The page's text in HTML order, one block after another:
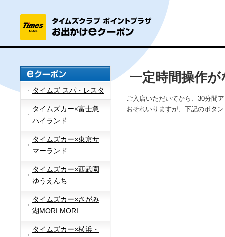
タイムズ スパ・レスタ
タイムズカー×富士急
ハイランド
タイムズカー×東京サ
マーランド
タイムズカー×西武園
ゆうえんち
タイムズカー×さがみ
湖MORI MORI
タイムズカー×横浜・
一定時間操作
ご入店いただいてから、30分間
おそれいりますが、下記のボタ